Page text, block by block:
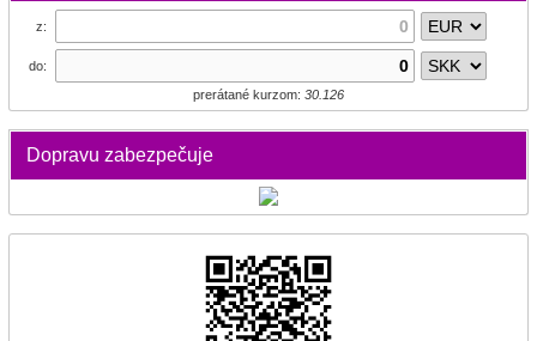
z:
do:
prerátané kurzom: 30.126
Dopravu zabezpečuje